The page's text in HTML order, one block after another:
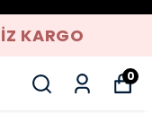
KARGO
0